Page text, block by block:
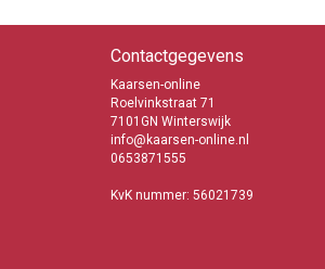
Contactgegevens
Kaarsen-online
Roelvinkstraat 71
7101GN Winterswijk
info@kaarsen-online.nl
0653871555
KvK nummer: 56021739